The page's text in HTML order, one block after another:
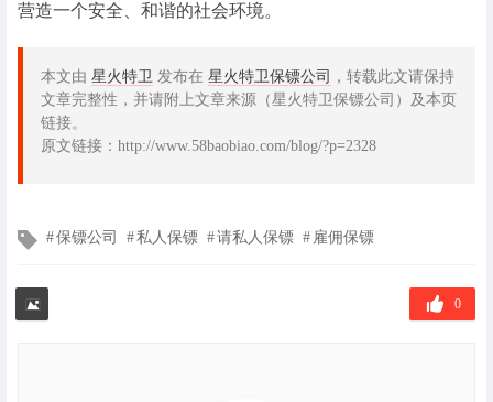
营造一个安全、和谐的社会环境。
本文由 星火特卫 发布在 星火特卫保镖公司 ，转载此文请保持
文章完整性，并请附上文章来源（星火特卫保镖公司）及本页
链接。
原文链接：http://www.58baobiao.com/blog/?p=2328
文
签
保镖公司 私人保镖 请私人保镖 雇佣保镖
0